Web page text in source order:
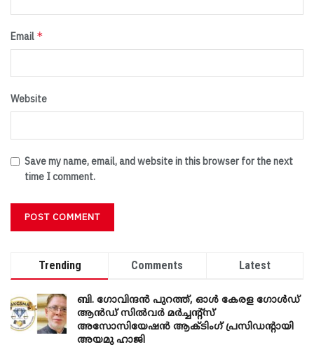
Email *
Website
Save my name, email, and website in this browser for the next
time I comment.
Trending Comments Latest
ബി. ​ഗോവിന്ദൻ പുറത്ത്, ഓൾ കേരള ഗോൾഡ്
ആൻഡ് സിൽവർ മർച്ചന്റ്സ്
അസോസിയേഷൻ ആക്ടിംഗ് പ്രസിഡന്റായി
അയമു ഹാജി